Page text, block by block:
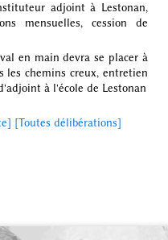
adjoint à Lestonan,
mensuelles, cession de
en main devra se placer à
les chemins creux, entretien
à l'école de Lestonan
[Toutes délibérations]